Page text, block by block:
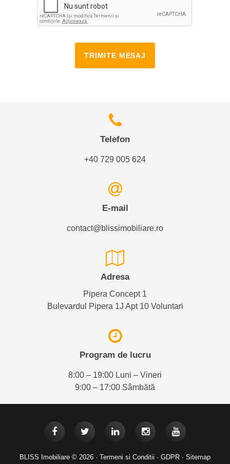
TRIMITE MESAJ
Telefon
+40 729 005 624
E-mail
contact@blissimobiliare.ro
Adresa
Pipera Concept 1
Bulevardul Pipera 1J Apt 10 Voluntari
Program de lucru
8:00 – 19:00 Luni – Vineri
9:00 – 17:00 Sâmbătă
BLISS Imobiliare © 2026 · Termeni si Conditii · GDPR · Sitemap